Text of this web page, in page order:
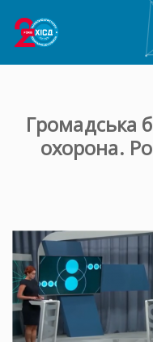
Громадська
охорона.